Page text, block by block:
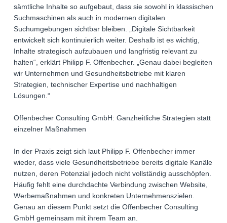
sämtliche Inhalte so aufgebaut, dass sie sowohl in klassischen
Suchmaschinen als auch in modernen digitalen
Suchumgebungen sichtbar bleiben. „Digitale Sichtbarkeit
entwickelt sich kontinuierlich weiter. Deshalb ist es wichtig,
Inhalte strategisch aufzubauen und langfristig relevant zu
halten“, erklärt Philipp F. Offenbecher. „Genau dabei begleiten
wir Unternehmen und Gesundheitsbetriebe mit klaren
Strategien, technischer Expertise und nachhaltigen
Lösungen.“
Offenbecher Consulting GmbH: Ganzheitliche Strategien statt
einzelner Maßnahmen
In der Praxis zeigt sich laut Philipp F. Offenbecher immer
wieder, dass viele Gesundheitsbetriebe bereits digitale Kanäle
nutzen, deren Potenzial jedoch nicht vollständig ausschöpfen.
Häufig fehlt eine durchdachte Verbindung zwischen Website,
Werbemaßnahmen und konkreten Unternehmenszielen.
Genau an diesem Punkt setzt die Offenbecher Consulting
GmbH gemeinsam mit ihrem Team an.